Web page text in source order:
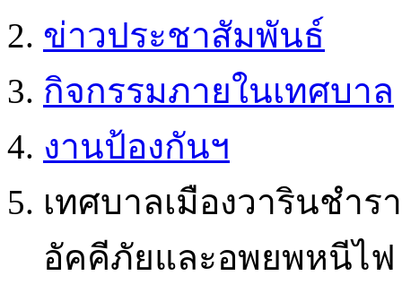
ข่าวประชาสัมพันธ์
กิจกรรมภายในเทศบาล
งานป้องกันฯ
เทศบาลเมืองวารินชำ
อัคคีภัยและอพยพหนีไฟ